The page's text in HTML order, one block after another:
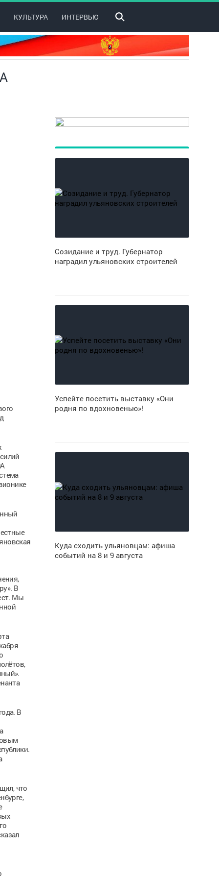
КУЛЬТУРА ИНТЕРВЬЮ
В
Мы
В
что
Созидание и труд. Губернатор
наградил ульяновских строителей
Успейте посетить выставку «Они
родня по вдохновенью»!
Куда сходить ульяновцам: афиша
событий на 8 и 9 августа